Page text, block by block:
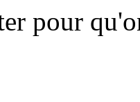
pour